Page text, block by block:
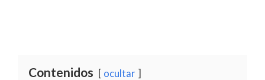
Contenidos ocultar